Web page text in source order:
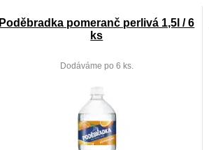
Poděbradka pomeranč perlivá 1,5l / 6
ks
Dodáváme po 6 ks.